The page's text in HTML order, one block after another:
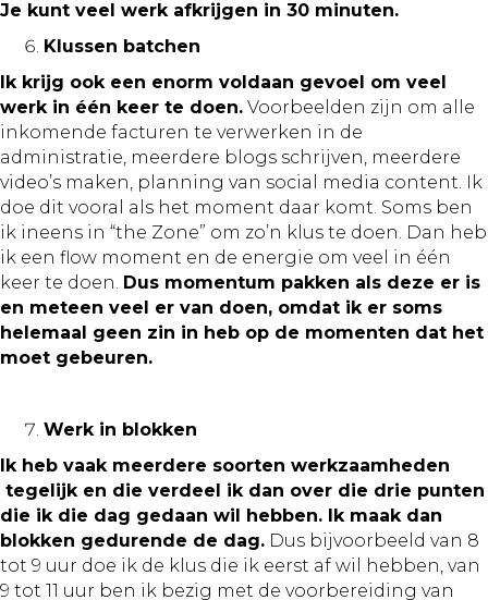
Je kunt veel werk afkrijgen in 30 minuten.
Klussen batchen
Ik krijg ook een enorm voldaan gevoel om veel
werk in één keer te doen. Voorbeelden zijn om alle
inkomende facturen te verwerken in de
administratie, meerdere blogs schrijven, meerdere
video’s maken, planning van social media content. Ik
doe dit vooral als het moment daar komt. Soms ben
ik ineens in “the Zone” om zo’n klus te doen. Dan heb
ik een flow moment en de energie om veel in één
keer te doen. Dus momentum pakken als deze er is
en meteen veel er van doen, omdat ik er soms
helemaal geen zin in heb op de momenten dat het
moet gebeuren.
Werk in blokken
Ik heb vaak meerdere soorten werkzaamheden
tegelijk en die verdeel ik dan over die drie punten
die ik die dag gedaan wil hebben. Ik maak dan
blokken gedurende de dag. Dus bijvoorbeeld van 8
tot 9 uur doe ik de klus die ik eerst af wil hebben, van
9 tot 11 uur ben ik bezig met de voorbereiding van